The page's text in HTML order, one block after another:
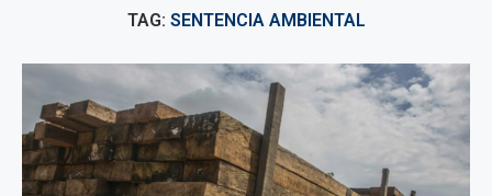
TAG: SENTENCIA AMBIENTAL